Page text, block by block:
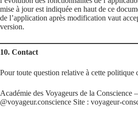
mise à jour est indiquée en haut de ce
de l’application après modification vaut
version.
10. Contact
Pour toute question relative à cette politique
Académie des Voyageurs de la Conscience
@voyageur.conscience Site : voyageur-